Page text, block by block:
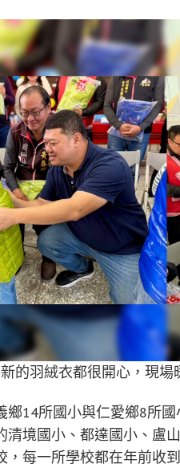
的羽絨衣都很開心，現場
鄉14所國小與仁愛鄉8所
清境國小、都達國小、盧
，每一所學校都在年前收